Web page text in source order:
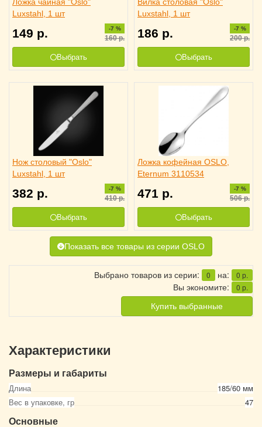
Luxstahl, 1 шт
149 р. -7 %
160р.
Выбрать
Luxstahl, 1 шт
186 р. -7 %
200р.
Выбрать
Нож столовый "Oslo"
Luxstahl, 1 шт
382 р. -7 %
410р.
Выбрать
Ложка кофейная OSLO,
Eternum 3110534
471 р. -7 %
506р.
Выбрать
Показать все товары из серии OSLO
Выбрано товаров из серии: 0 на: 0 р.
Вы экономите: 0 р.
Купить выбранные
Характеристики
Размеры и габариты
Длина
185/60 мм
Вес в упаковке, гр
47
Основные